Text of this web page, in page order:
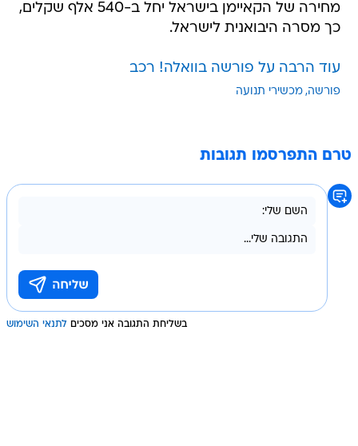
מחירה של הקאיימן בישראל יחל ב-540 אלף שקלים,
כך מסרה היבואנית לישראל.
עוד הרבה על פורשה בוואלה! רכב
פורשה מכשירי תנועה
טרם התפרסמו תגובות
בשליחת התגובה אני מסכים לתנאי השימוש